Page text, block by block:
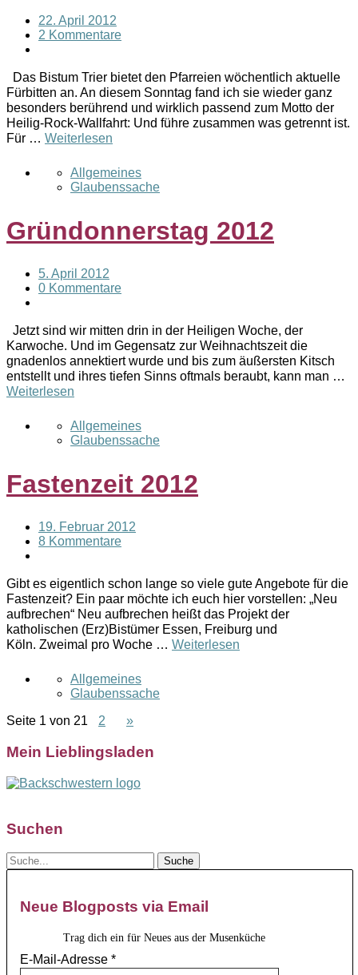
22. April 2012
2 Kommentare
Das Bistum Trier bietet den Pfarreien wöchentlich aktuelle
Fürbitten an. An diesem Sonntag fand ich sie wieder ganz
besonders berührend und wirklich passend zum Motto der
Heilig-Rock-Wallfahrt: Und führe zusammen was getrennt ist.
Für … Weiterlesen
Allgemeines
Glaubenssache
Gründonnerstag 2012
5. April 2012
0 Kommentare
Jetzt sind wir mitten drin in der Heiligen Woche, der
Karwoche. Und im Gegensatz zur Weihnachtszeit die
gnadenlos annektiert wurde und bis zum äußersten Kitsch
entstellt und ihres tiefen Sinns oftmals beraubt, kann man …
Weiterlesen
Allgemeines
Glaubenssache
Fastenzeit 2012
19. Februar 2012
8 Kommentare
Gibt es eigentlich schon lange so viele gute Angebote für die
Fastenzeit? Ein paar möchte ich euch hier vorstellen: „Neu
aufbrechen“ Neu aufbrechen heißt das Projekt der
katholischen (Erz)Bistümer Essen, Freiburg und
Köln. Zweimal pro Woche … Weiterlesen
Allgemeines
Glaubenssache
Seite 1 von 21 2 »
Mein Lieblingsladen
Suchen
Neue Blogposts via Email
Trag dich ein für Neues aus der Musenküche
E-Mail-Adresse *